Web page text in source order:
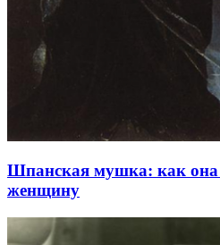
Шпанская мушка: как она
женщину